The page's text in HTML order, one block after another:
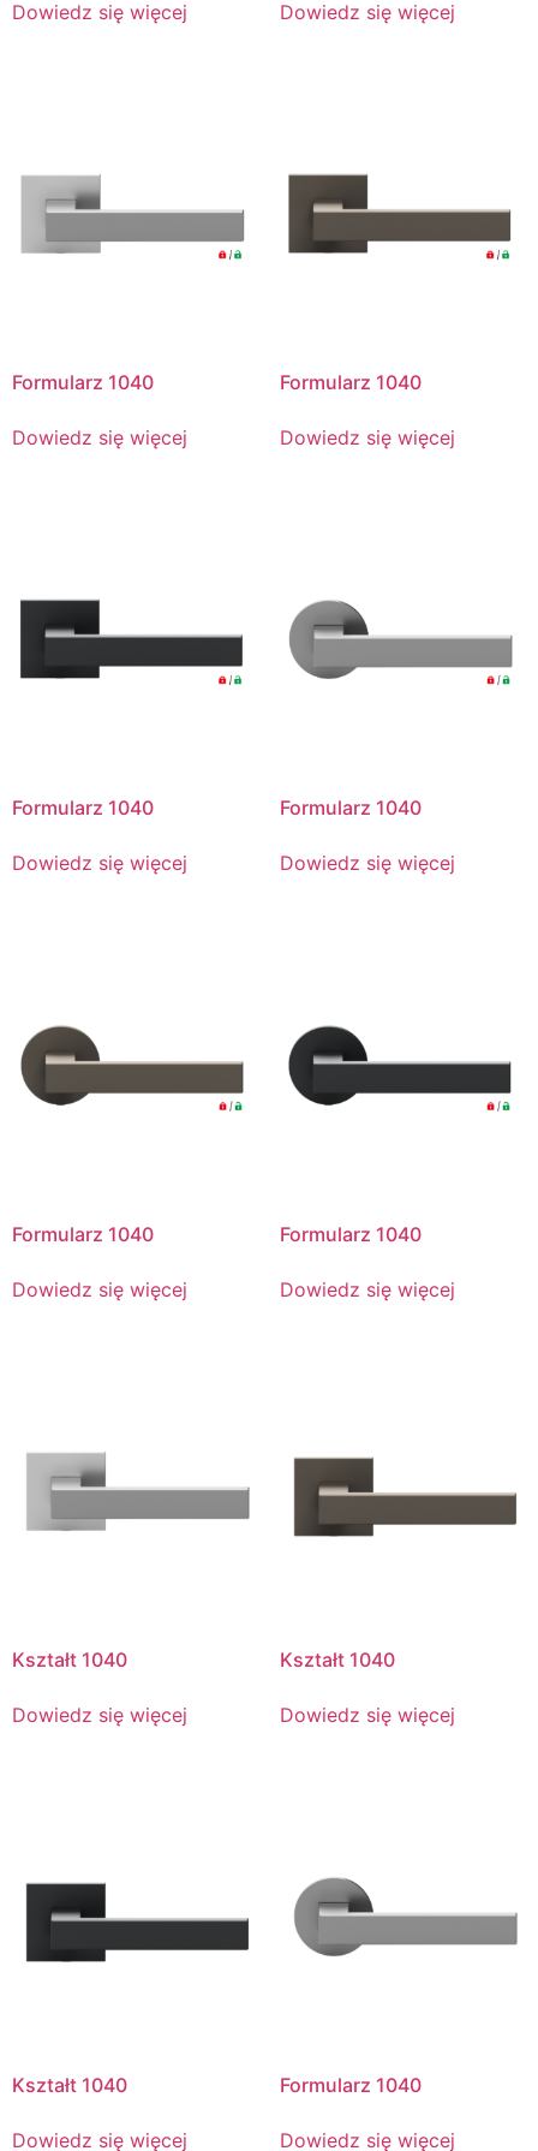
Dowiedz się więcej Dowiedz się więcej
Formularz 1040
Dowiedz się więcej
Formularz 1040
Dowiedz się więcej
Formularz 1040
Dowiedz się więcej
Formularz 1040
Dowiedz się więcej
Formularz 1040
Dowiedz się więcej
Formularz 1040
Dowiedz się więcej
Kształt 1040
Dowiedz się więcej
Kształt 1040
Dowiedz się więcej
Kształt 1040
Dowiedz się więcej
Formularz 1040
Dowiedz się więcej